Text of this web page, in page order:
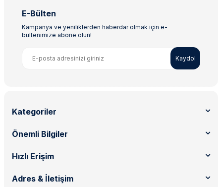
E-Bülten
Kampanya ve yeniliklerden haberdar olmak için e-
bültenimize abone olun!
Kaydol
Kategoriler
Önemli Bilgiler
Hızlı Erişim
Adres & İletişim